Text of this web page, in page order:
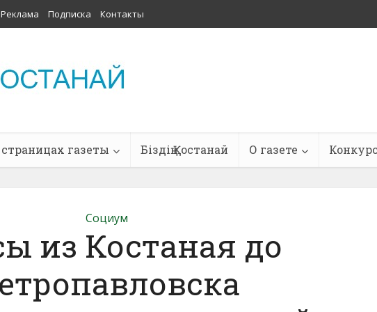
Реклама Подписка Контакты
газеты Біздің Қостанай О газете
Социум
из Костаная до